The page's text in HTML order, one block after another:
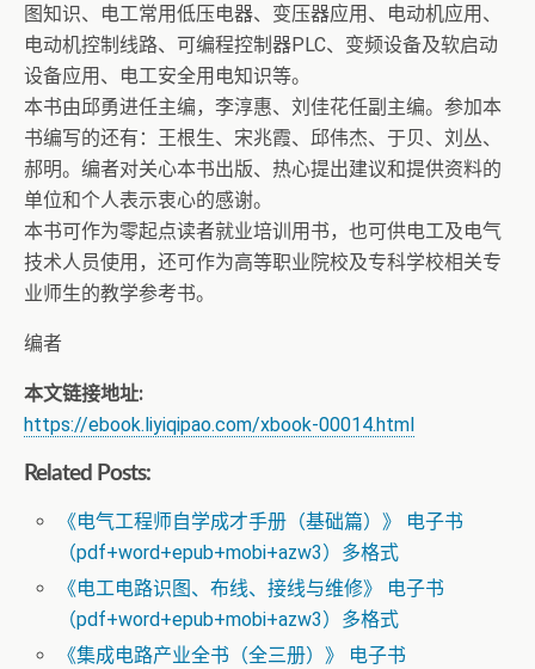
图知识、电工常用低压电器、变压器应用、电动机应用、
电动机控制线路、可编程控制器PLC、变频设备及软启动
设备应用、电工安全用电知识等。
本书由邱勇进任主编，李淳惠、刘佳花任副主编。参加本
书编写的还有：王根生、宋兆霞、邱伟杰、于贝、刘丛、
郝明。编者对关心本书出版、热心提出建议和提供资料的
单位和个人表示衷心的感谢。
本书可作为零起点读者就业培训用书，也可供电工及电气
技术人员使用，还可作为高等职业院校及专科学校相关专
业师生的教学参考书。
编者
本文链接地址:
https://ebook.liyiqipao.com/xbook-00014.html
Related Posts:
《电气工程师自学成才手册（基础篇）》 电子书
（pdf+word+epub+mobi+azw3）多格式
《电工电路识图、布线、接线与维修》 电子书
（pdf+word+epub+mobi+azw3）多格式
《集成电路产业全书（全三册）》 电子书